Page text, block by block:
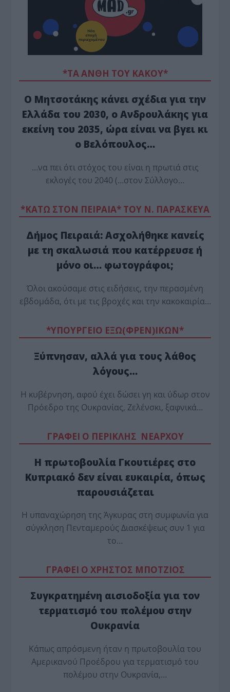
*ΤΑ ΆΝΘΗ ΤΟΥ ΚΑΚΟΎ*
Ο Μητσοτάκης κάνει σχέδια για την
Ελλάδα του 2030, ο Ανδρουλάκης για
εκείνη του 2035, ώρα είναι να βγει κι
ο Βελόπουλος…
…να πει ότι στόχος του είναι η πρωτιά στις
εκλογές του 2040 (…στον Σύλλογο…
*ΚΑΤΩ ΣΤΟΝ ΠΕΙΡΑΙΑ* ΤΟΥ Ν. ΠΑΡΑΣΚΕΥΑ
Δήμος Πειραιά: Ασχολήθηκε κανείς
με τη σκαλωσιά που κατέρρευσε ή
μόνο οι… φωτογράφοι;
Όλοι ακούσαμε στις ειδήσεις, την περασμένη
εβδομάδα, ότι με τις βροχές και την κακοκαιρία…
*ΥΠΟΥΡΓΕΙΟ ΕΞΩ(ΦΡΕΝ)ΙΚΩΝ*
Ξύπνησαν, αλλά για τους λάθος
λόγους…
Η κυβέρνηση, αφού έχει δώσει γη και ύδωρ στον
Πρόεδρο της Ουκρανίας, Ζελένσκι, ξαφνικά…
ΓΡΑΦΕΙ Ο ΠΕΡΙΚΛΗΣ ΝΕΑΡΧΟΥ
Η πρωτοβουλία Γκουτιέρες στο
Κυπριακό δεν είναι ευκαιρία, όπως
παρουσιάζεται
Η υπαναχώρηση της Άγκυρας στη συμφωνία για
σύγκληση Πενταμερούς Διασκέψεως συν 1 για
το…
ΓΡΑΦΕΙ Ο ΧΡΗΣΤΟΣ ΜΠΟΤΖΙΟΣ
Συγκρατημένη αισιοδοξία για τον
τερματισμό του πολέμου στην
Ουκρανία
Κάπως απρόσμενη ήταν η πρωτοβουλία του
Αμερικανού Προέδρου για τερματισμό του
πολέμου στην Ουκρανία,…